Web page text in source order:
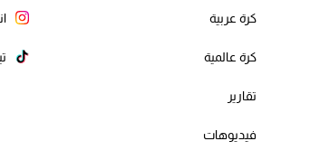
كرة عربية
كرة عالمية
تقارير
فيديوهات